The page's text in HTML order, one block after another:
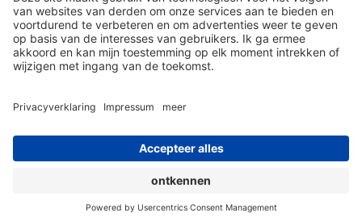
NIEUWSBRIEF
General Terms and Conditions